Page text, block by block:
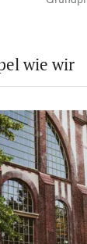
wie wir